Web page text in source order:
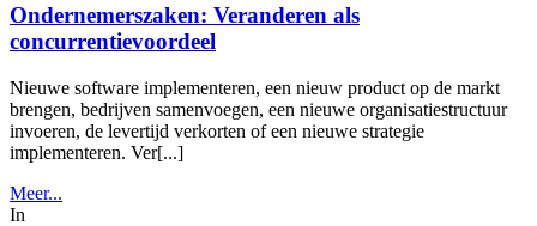
Ondernemerszaken: Veranderen als
concurrentievoordeel
Nieuwe software implementeren, een nieuw product op de markt
brengen, bedrijven samenvoegen, een nieuwe organisatiestructuur
invoeren, de levertijd verkorten of een nieuwe strategie
implementeren. Ver[...]
Meer...
In